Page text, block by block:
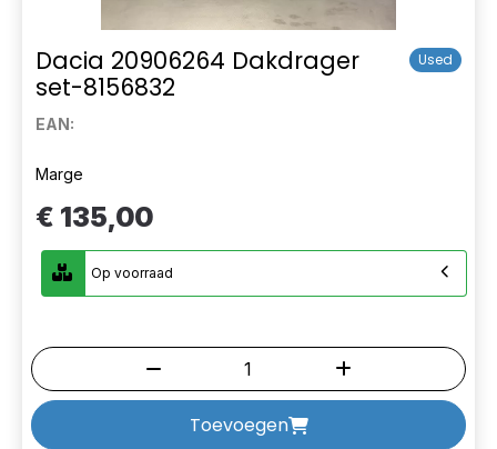
Dacia 20906264 Dakdrager
set-8156832
Used
EAN:
Marge
€ 135,00
Op voorraad
Toevoegen